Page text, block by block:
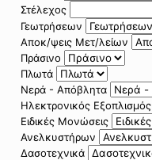
Στέλεχος
Γεωτρήσεων
Αποκ/ψεις Μετ/λείων
Πράσινο
Πλωτά
Νερά - Απόβλητα
Ηλεκτρονικός Εξοπλισμός
Ειδικές Μονώσεις
Ανελκυστήρων
Δασοτεχνικά